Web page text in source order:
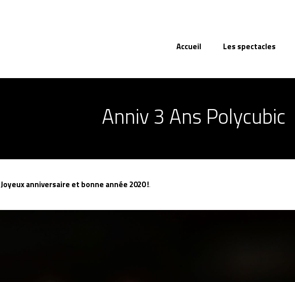
Accueil Les spectacles
Anniv 3 Ans Polycubic
Joyeux anniversaire et bonne année 2020 !.